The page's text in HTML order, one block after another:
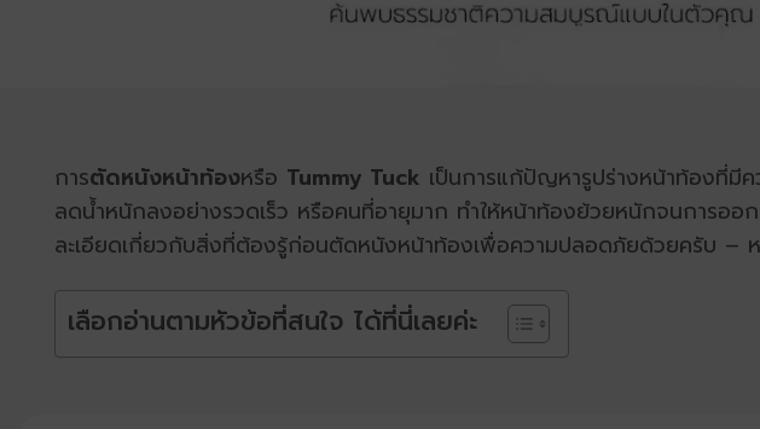
การตัดหนังหน้าท้องหรือ Tummy Tuck เป็นการแก้ปัญหารูปร่างหน้าท้องที่
ลดน้ำหนักลงอย่างรวดเร็ว หรือคนที่อายุมาก ทำให้หน้าท้องย้วยหนักจนการออ
ละเอียดเกี่ยวกับสิ่งที่ต้องรู้ก่อนตัดหนังหน้าท้องเพื่อความปลอดภัยด้วยครับ
เลือกอ่านตามหัวข้อที่สนใจ ได้ที่นี่เลยค่ะ